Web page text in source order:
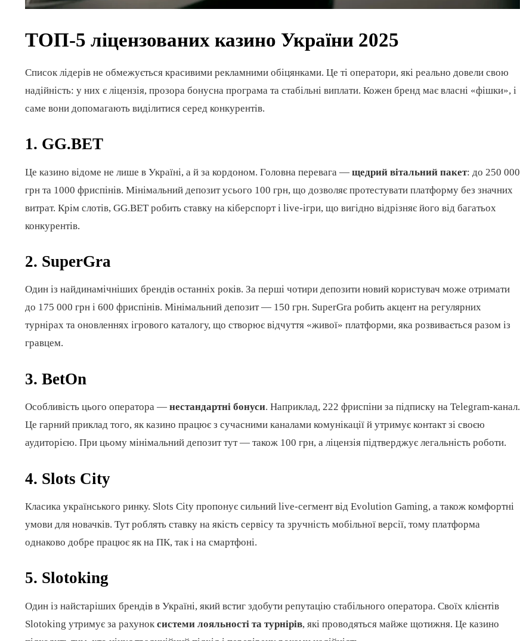
ТОП-5 ліцензованих казино України 2025
Список лідерів не обмежується красивими рекламними обіцянками. Це ті оператори, які реально довели свою
надійність: у них є ліцензія, прозора бонусна програма та стабільні виплати. Кожен бренд має власні «фішки», і
саме вони допомагають виділитися серед конкурентів.
1. GG.BET
Це казино відоме не лише в Україні, а й за кордоном. Головна перевага — щедрий вітальний пакет: до 250 000
грн та 1000 фриспінів. Мінімальний депозит усього 100 грн, що дозволяє протестувати платформу без значних
витрат. Крім слотів, GG.BET робить ставку на кіберспорт і live-ігри, що вигідно відрізняє його від багатьох
конкурентів.
2. SuperGra
Один із найдинамічніших брендів останніх років. За перші чотири депозити новий користувач може отримати
до 175 000 грн і 600 фриспінів. Мінімальний депозит — 150 грн. SuperGra робить акцент на регулярних
турнірах та оновленнях ігрового каталогу, що створює відчуття «живої» платформи, яка розвивається разом із
гравцем.
3. BetOn
Особливість цього оператора — нестандартні бонуси. Наприклад, 222 фриспіни за підписку на Telegram-канал.
Це гарний приклад того, як казино працює з сучасними каналами комунікації й утримує контакт зі своєю
аудиторією. При цьому мінімальний депозит тут — також 100 грн, а ліцензія підтверджує легальність роботи.
4. Slots City
Класика українського ринку. Slots City пропонує сильний live-сегмент від Evolution Gaming, а також комфортні
умови для новачків. Тут роблять ставку на якість сервісу та зручність мобільної версії, тому платформа
однаково добре працює як на ПК, так і на смартфоні.
5. Slotoking
Один із найстаріших брендів в Україні, який встиг здобути репутацію стабільного оператора. Своїх клієнтів
Slotoking утримує за рахунок системи лояльності та турнірів, які проводяться майже щотижня. Це казино